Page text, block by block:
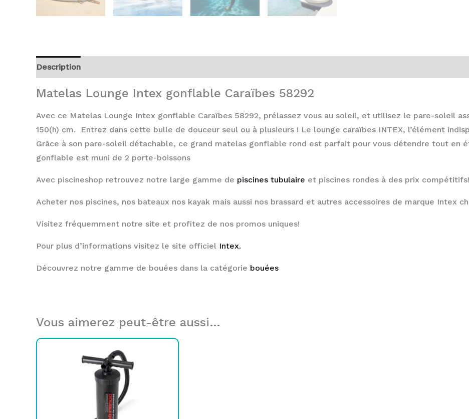
Description
Matelas Lounge Intex gonflable Caraïbes 58292
Avec ce Matelas Lounge Intex gonflable Caraïbes 58292, prélassez vous au soleil, et utilisez le pare-soleil
150(h) cm. Entrez dans cette bulle de douceur seul ou à plusieurs ! Le lounge caraïbes INTEX, l’élément
Grâce à son pare-soleil détachable, ce grand matelas gonflable rond est parfait pour vous détendre tout en
gonflable est muni de 2 porte-boissons
Avec piscineshop retrouvez notre large gamme de piscines tubulaire et piscines rondes à des prix compétitifs!
Acheter nos piscines, nos bateaux nos kayak mais aussi nos brassard et autres accessoires de marque Intex
Visitez fréquemment notre site et profitez de nos promos uniques!
Pour plus d’informations visitez le site officiel Intex.
Découvrez notre gamme de bouées dans la catégorie bouées
Vous aimerez peut-être aussi…